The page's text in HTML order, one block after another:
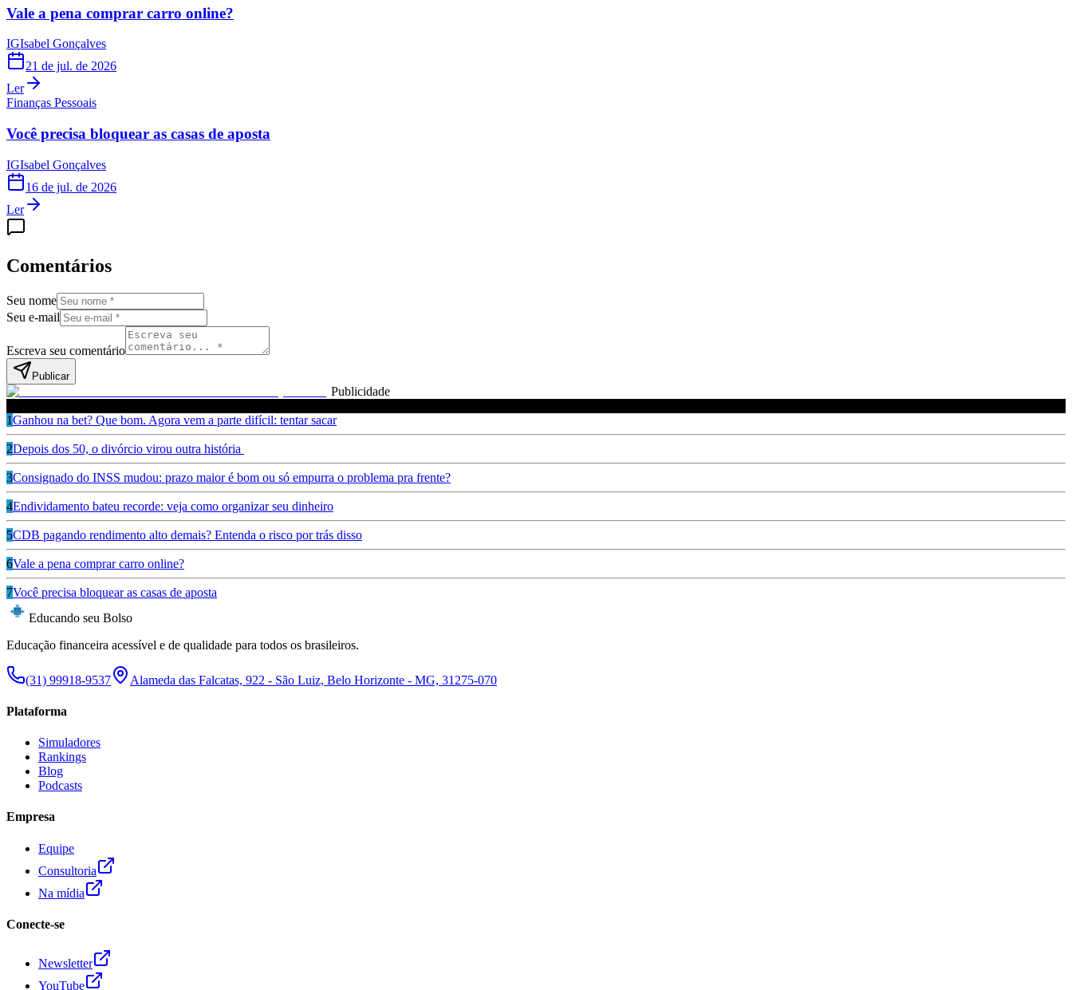
Vale a pena comprar carro online?
IGIsabel Gonçalves
21 de jul. de 2026
Ler
Finanças Pessoais
Você precisa bloquear as casas de aposta
IGIsabel Gonçalves
16 de jul. de 2026
Ler
Comentários
Seu nome
Seu e-mail
Escreva seu comentário
Publicar
Publicidade
1Ganhou na bet? Que bom. Agora vem a parte difícil: tentar sacar
2Depois dos 50, o divórcio virou outra história
3Consignado do INSS mudou: prazo maior é bom ou só empurra o problema pra frente?
4Endividamento bateu recorde: veja como organizar seu dinheiro
5CDB pagando rendimento alto demais? Entenda o risco por trás disso
6Vale a pena comprar carro online?
7Você precisa bloquear as casas de aposta
Educando seu Bolso
Educação financeira acessível e de qualidade para todos os brasileiros.
(31) 99918-9537 Alameda das Falcatas, 922 - São Luiz, Belo Horizonte - MG, 31275-070
Plataforma
Simuladores
Rankings
Blog
Podcasts
Empresa
Equipe
Consultoria
Na mídia
Conecte-se
Newsletter
YouTube